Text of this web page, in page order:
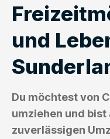
und
Du möchtest von
umziehen und bist
zuverlässigen